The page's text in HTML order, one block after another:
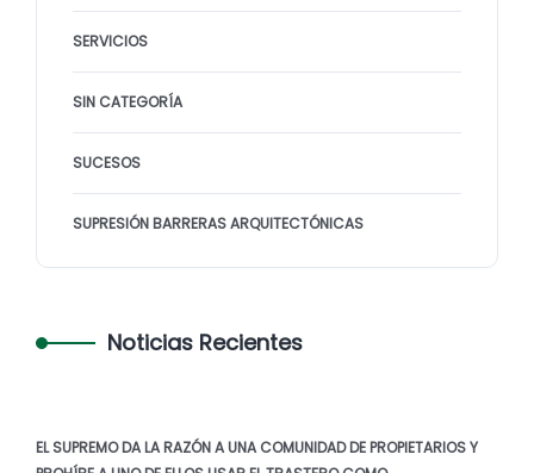
SERVICIOS
SIN CATEGORÍA
SUCESOS
SUPRESIÓN BARRERAS ARQUITECTÓNICAS
Noticias Recientes
EL SUPREMO DA LA RAZÓN A UNA COMUNIDAD DE PROPIETARIOS Y